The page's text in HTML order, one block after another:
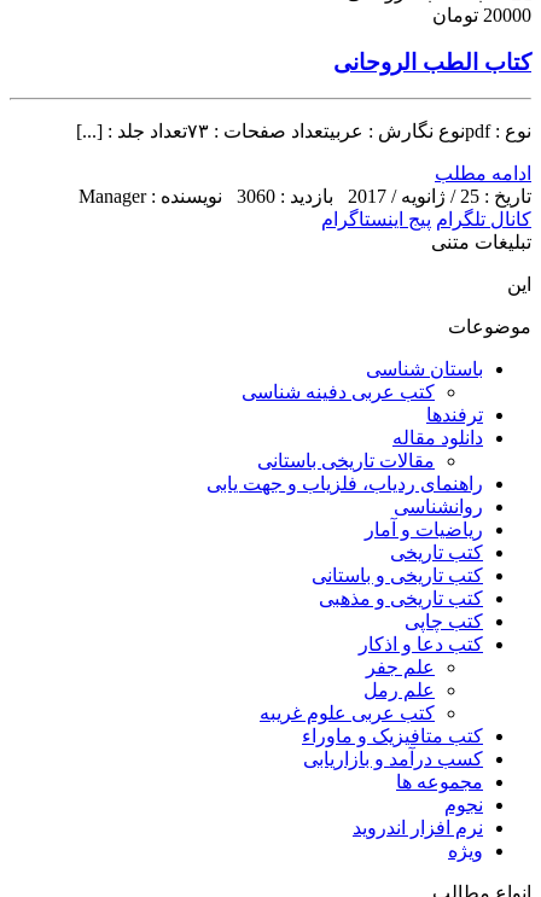
20000 تومان
کتاب الطب الروحانی
نوع : pdfنوع نگارش : عربیتعداد صفحات : ۷۳تعداد جلد : [...]
ادامه مطلب
تاریخ : 25 / ژانویه / 2017
بازدید : 3060
نویسنده : Manager
کانال تلگرام پیج اینستاگرام
تبلیغات متنی
این
موضوعات
باستان شناسی
کتب عربی دفینه شناسی
ترفندها
دانلود مقاله
مقالات تاریخی باستانی
راهنمای ردیاب، فلزیاب و جهت یابی
روانشناسی
ریاضیات و آمار
کتب تاریخی
کتب تاریخی و باستانی
کتب تاریخی و مذهبی
کتب چاپی
کتب دعا و اذکار
علم جفر
علم رمل
کتب عربی علوم غریبه
کتب متافیزیک و ماوراء
کسب درآمد و بازاریابی
مجموعه ها
نجوم
نرم افزار اندروید
ویژه